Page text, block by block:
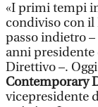
«I primi tempi
condiviso con il
passo indietro –
anni presidente
Direttivo –.
Contemporary
vicepresidente